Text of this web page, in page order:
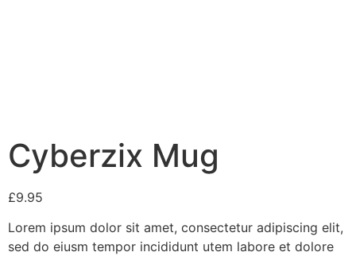
Cyberzix Mug
£9.95
Lorem ipsum dolor sit amet, consectetur adipiscing elit,
sed do eiusm tempor incididunt utem labore et dolore